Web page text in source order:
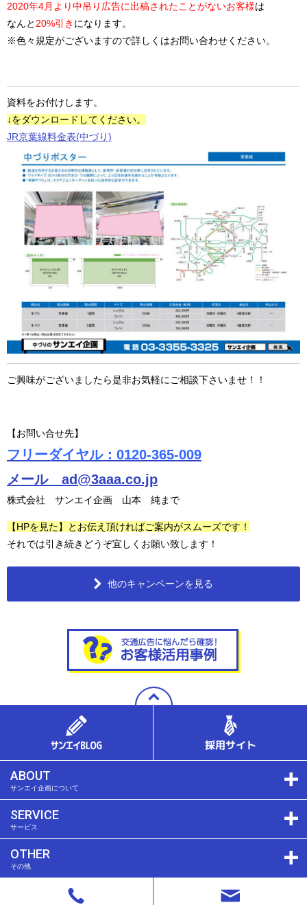
2020年4月より中吊り広告に出稿されたことがないお客様は
なんと20%引き になります。
※色々規定がございますので詳しくはお問い合わせください。
資料をお付けします。
↓をダウンロードしてください。
JR京葉線料金表(中づり)
ご興味がございましたら是非お気軽にご相談下さいませ！！
【お問い合せ先】
フリーダイヤル：0120-365-009
メール ad@3aaa.co.jp
株式会社 サンエイ企画 山本 純まで
【HPを見た】とお伝え頂ければご案内がスムーズです！
それでは引き続きどうぞ宜しくお願い致します！
他のキャンペーンを見る
ABOUT
サンエイ企画について
SERVICE
サービス
OTHER
その他